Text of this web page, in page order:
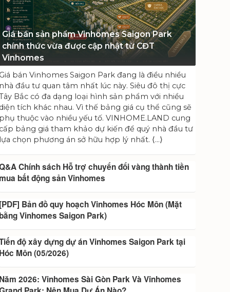
Giá bán sản phẩm Vinhomes Saigon Park
chính thức vừa được cập nhật từ CĐT
Vinhomes
Giá bán Vinhomes Saigon Park đang là điều nhiều
nhà đầu tư quan tâm nhất lúc này. Siêu đô thị cực
Bắc có đa dạng loại hình sản phẩm với nhiều
diện tích khác nhau. Vì thế bảng giá cụ thể cũng sẽ
phụ thuộc vào nhiều yếu tố. VINHOME.LAND cung
cấp bảng giá tham khảo dự kiến để quý nhà đầu tư
lựa chọn phương án sở hữu hợp lý nhất. ⟨…⟩
Chính sách Hỗ trợ chuyển đổi vàng thành tiền
mua bất động sản Vinhomes
[PDF] Bản đồ quy hoạch Vinhomes Hóc Môn (Mặt
bằng Vinhomes Saigon Park)
độ xây dựng dự án Vinhomes Saigon Park tại
Hóc Môn (05/2026)
Năm 2026: Vinhomes Sài Gòn Park Và Vinhomes